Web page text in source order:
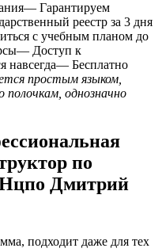
Гарантируем
реестр за 3 дня
с учебным планом до
Доступ к
навсегда— Бесплатно
простым языком,
полочкам, однозначно
по
Нцпо Дмитрий
подходит даже для тех